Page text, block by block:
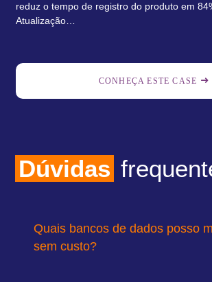
reduz o tempo de registro do produto em
Atualização…
CONHEÇA ESTE CASE
Dúvidas
Quais bancos de dados posso
sem custo?